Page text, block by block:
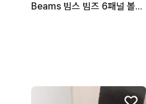
Beams 빔스 빔즈 6패널 볼캡 모자 워시드 탄 베이지